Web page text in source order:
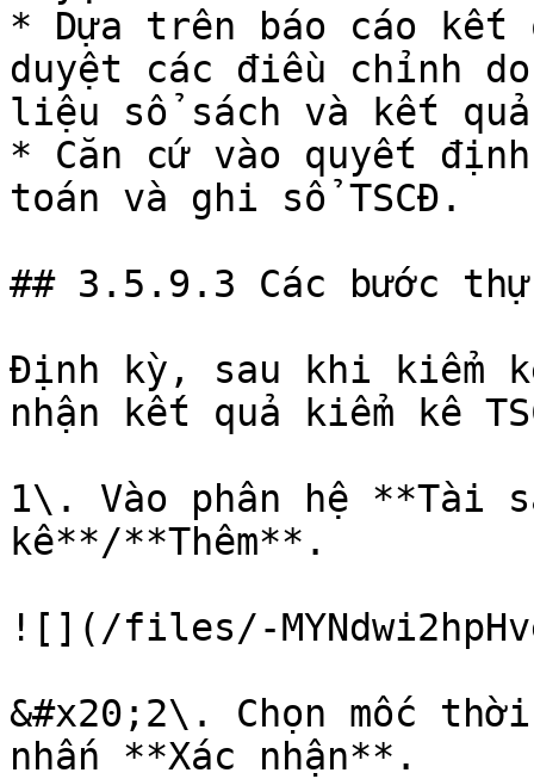
* Dựa trên báo cáo kết
duyệt các điều chỉnh
liệu sổ sách và kết
* Căn cứ vào quyết
toán và ghi sổ TSCĐ.
## 3.5.9.3 Các bước
Định kỳ, sau khi kiểm
nhận kết quả kiểm kê
1\. Vào phân hệ **Tài
kê**/**Thêm**.
![](/files/-
&#x20;2\. Chọn mốc
nhấn **Xác nhận**.